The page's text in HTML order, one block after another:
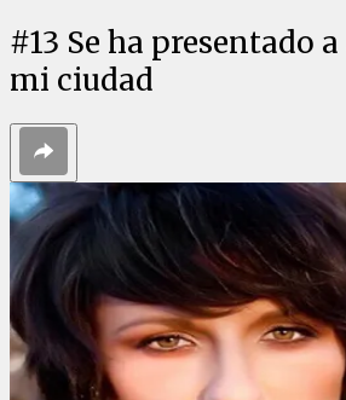
#13 Se ha presentado
mi ciudad